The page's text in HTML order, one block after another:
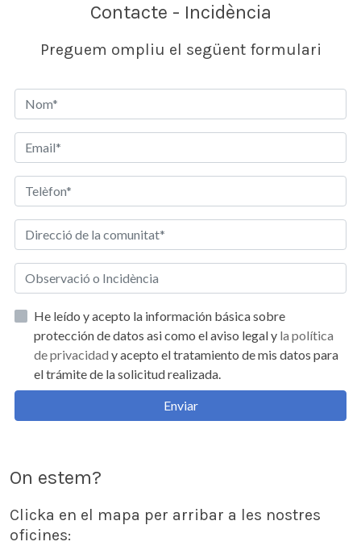
Contacte - Incidència
Preguem ompliu el següent formulari
He leído y acepto la información básica sobre
protección de datos asi como el aviso legal y la política
de privacidad y acepto el tratamiento de mis datos para
el trámite de la solicitud realizada.
Enviar
On estem?
Clicka en el mapa per arribar a les nostres
oficines: